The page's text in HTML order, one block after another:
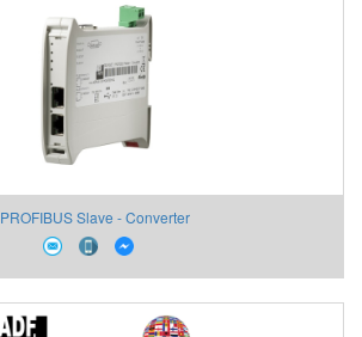
PROFIBUS Slave - Converter